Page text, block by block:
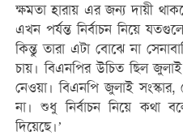
ক্ষমতা হারায় এর জন্য দায়ী
এখন পর্যন্ত নির্বাচন নিয়ে
কিন্তু তারা এটা বোঝে না
চায়। বিএনপির উচিত ছিল
নেওয়া। বিএনপি জুলাই
না। শুধু নির্বাচন নিয়ে কথা
দিয়েছে।’